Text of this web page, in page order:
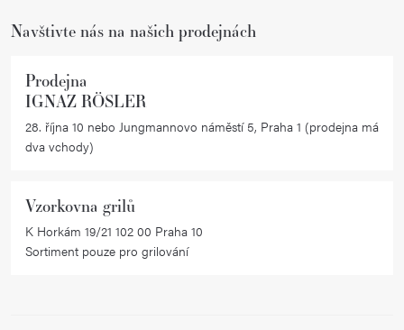
Navštivte nás na našich prodejnách
Prodejna
IGNAZ RÖSLER
28. října 10 nebo Jungmannovo náměstí 5, Praha 1 (prodejna má
dva vchody)
Vzorkovna grilů
K Horkám 19/21 102 00 Praha 10
Sortiment pouze pro grilování